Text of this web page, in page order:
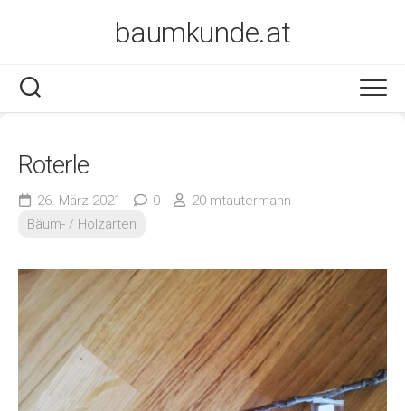
baumkunde.at
Roterle
26. März 2021 0
20-mtautermann
Bäum- / Holzarten